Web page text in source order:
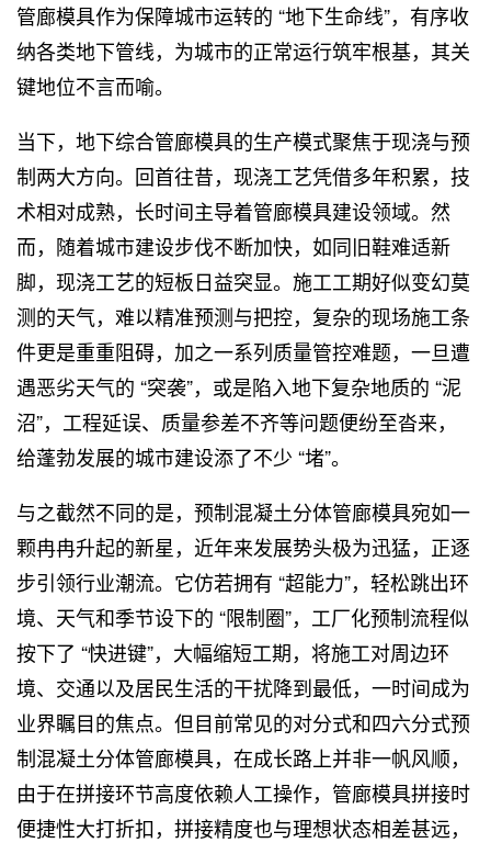
管廊模具作为保障城市运转的 “地下生命线”，有序收
纳各类地下管线，为城市的正常运行筑牢根基，其关
键地位不言而喻。
当下，地下综合管廊模具的生产模式聚焦于现浇与预
制两大方向。回首往昔，现浇工艺凭借多年积累，技
术相对成熟，长时间主导着管廊模具建设领域。然
而，随着城市建设步伐不断加快，如同旧鞋难适新
脚，现浇工艺的短板日益突显。施工工期好似变幻莫
测的天气，难以精准预测与把控，复杂的现场施工条
件更是重重阻碍，加之一系列质量管控难题，一旦遭
遇恶劣天气的 “突袭”，或是陷入地下复杂地质的 “泥
沼”，工程延误、质量参差不齐等问题便纷至沓来，
给蓬勃发展的城市建设添了不少 “堵”。
与之截然不同的是，预制混凝土分体管廊模具宛如一
颗冉冉升起的新星，近年来发展势头极为迅猛，正逐
步引领行业潮流。它仿若拥有 “超能力”，轻松跳出环
境、天气和季节设下的 “限制圈”，工厂化预制流程似
按下了 “快进键”，大幅缩短工期，将施工对周边环
境、交通以及居民生活的干扰降到最低，一时间成为
业界瞩目的焦点。但目前常见的对分式和四六分式预
制混凝土分体管廊模具，在成长路上并非一帆风顺，
由于在拼接环节高度依赖人工操作，管廊模具拼接时
便捷性大打折扣，拼接精度也与理想状态相差甚远，